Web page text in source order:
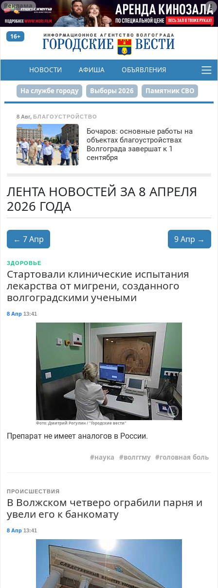
Реклама
16+
НОВОСТИ АФИША ОБЪЯВЛЕНИЯ
КОНКУРСЫ
На службе городу Выборы 2026 Памятник СВО
Сталинград в сердце
Набережная День Победы Реконструкция ЦПКиО
80-летие Победы Парк Героев-летчиков
8 Авг, БЛАГОУСТРОЙСТВО
Бочаров: основные работы на
объектах благоустройствах
Волгограда завершат к 1
сентября
ЛЕНТА НОВОСТЕЙ ЗА 8 АПРЕЛЯ
2026 ГОДА
← 7 Апр 9 Апр →
ЗДОРОВЬЕ
Стартовали клинические испытания
лекарства от мигрени, созданного
волгоградскими учеными
8 Апр13:41
Фото: Дмитрий Рогулин / "Городские вести"
Препарат не имеет аналогов в России.
наука волггму головная боль
ПРОИСШЕСТВИЯ
В Волжском четверо ограбили парня и
увели его к банкомату
8 Апр13:41